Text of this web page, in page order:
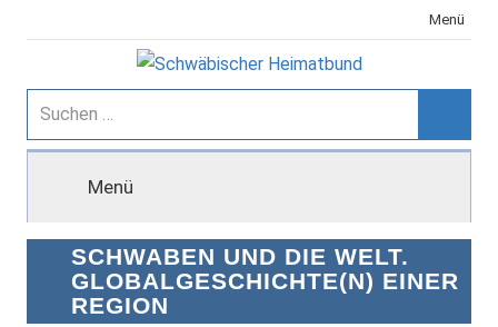
Inhalt
Menü
Schwäbischer
Heimatbund
Suchen
nach:
Menü
SCHWABEN UND DIE WELT.
GLOBALGESCHICHTE(N) EINER
REGION